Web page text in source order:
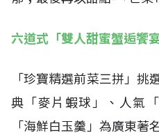
六道式「雙人甜蜜蟹逅饗宴
「珍寶精選前菜三拼」挑
典「麥片蝦球」、人氣
「海鮮白玉羹」為廣東著